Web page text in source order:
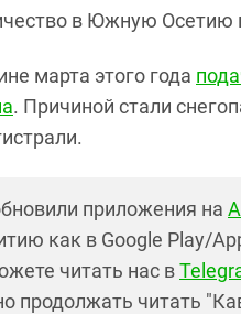
в Южную Осетию
марта этого года
. Причиной стали
приложения на
как в Google Play/
читать нас в
продолжать читать